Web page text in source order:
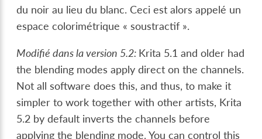
du noir au lieu du blanc. Ceci est alors appelé un
espace colorimétrique « soustractif ».
Modifié dans la version 5.2: Krita 5.1 and older had
the blending modes apply direct on the channels.
Not all software does this, and thus, to make it
simpler to work together with other artists, Krita
5.2 by default inverts the channels before
applying the blending mode. You can control this